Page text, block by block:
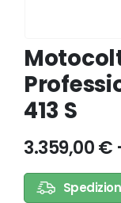
413 S
3.359,00€